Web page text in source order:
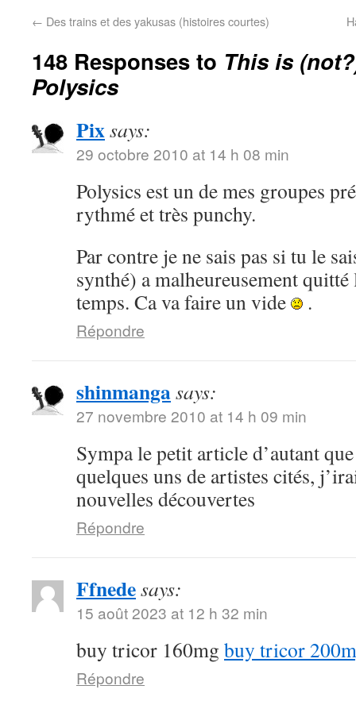
← Des trains et des yakusas (histoires courtes)
148 Responses to This is
Polysics
Pixsays:
29 octobre 2010 at 14 h 08 min
Polysics est un de mes groupes
rythmé et très punchy.
Par contre je ne sais pas si tu le
synthé) a malheureusement
temps. Ca va faire un vide
.
Répondre
shinmangasays:
27 novembre 2010 at 14 h 09 min
Sympa le petit article d’autant
quelques uns de artistes cités,
nouvelles découvertes
Répondre
Ffnedesays:
15 août 2023 at 12 h 32 min
buy tricor 160mg buy tricor
Répondre